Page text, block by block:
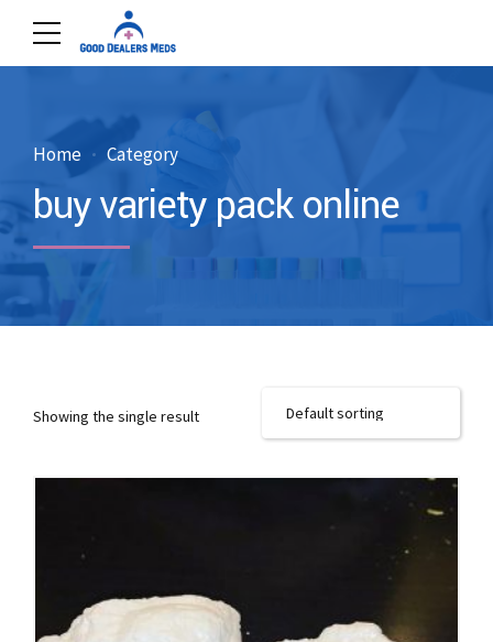
Home Category
buy variety pack online
Showing the single result